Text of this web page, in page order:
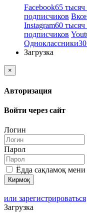
Facebook65
подписчиков
Instagram60
подписчиков
Одноклассники
Загрузка
×
Авторизация
Войти через сайт
Логин
Парол
Ёдда сақламоқ мени
или зарегистрироваться
Загрузка